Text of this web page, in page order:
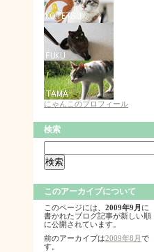
にゃんこのプロフィール
検索
このアーカイブについて
このページには、 2009年9月 に
書かれたブログ記事が新しい順
に公開されています。
前のアーカイブは2009年8月で
す。